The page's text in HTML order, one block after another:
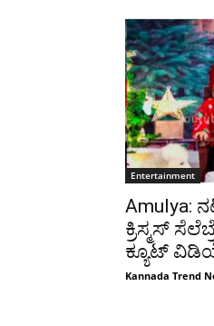
Entertainment
Amulya:
ಕ್ರಿಸ್ಮಸ್
ಕ್ಯೂಟ್
Kannada Trend